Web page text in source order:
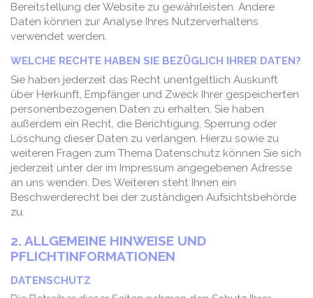
Bereitstellung der Website zu gewährleisten. Andere
Daten können zur Analyse Ihres Nutzerverhaltens
verwendet werden.
WELCHE RECHTE HABEN SIE BEZÜGLICH IHRER DATEN?
Sie haben jederzeit das Recht unentgeltlich Auskunft
über Herkunft, Empfänger und Zweck Ihrer gespeicherten
personenbezogenen Daten zu erhalten. Sie haben
außerdem ein Recht, die Berichtigung, Sperrung oder
Löschung dieser Daten zu verlangen. Hierzu sowie zu
weiteren Fragen zum Thema Datenschutz können Sie sich
jederzeit unter der im Impressum angegebenen Adresse
an uns wenden. Des Weiteren steht Ihnen ein
Beschwerderecht bei der zuständigen Aufsichtsbehörde
zu.
2. ALLGEMEINE HINWEISE UND
PFLICHTINFORMATIONEN
DATENSCHUTZ